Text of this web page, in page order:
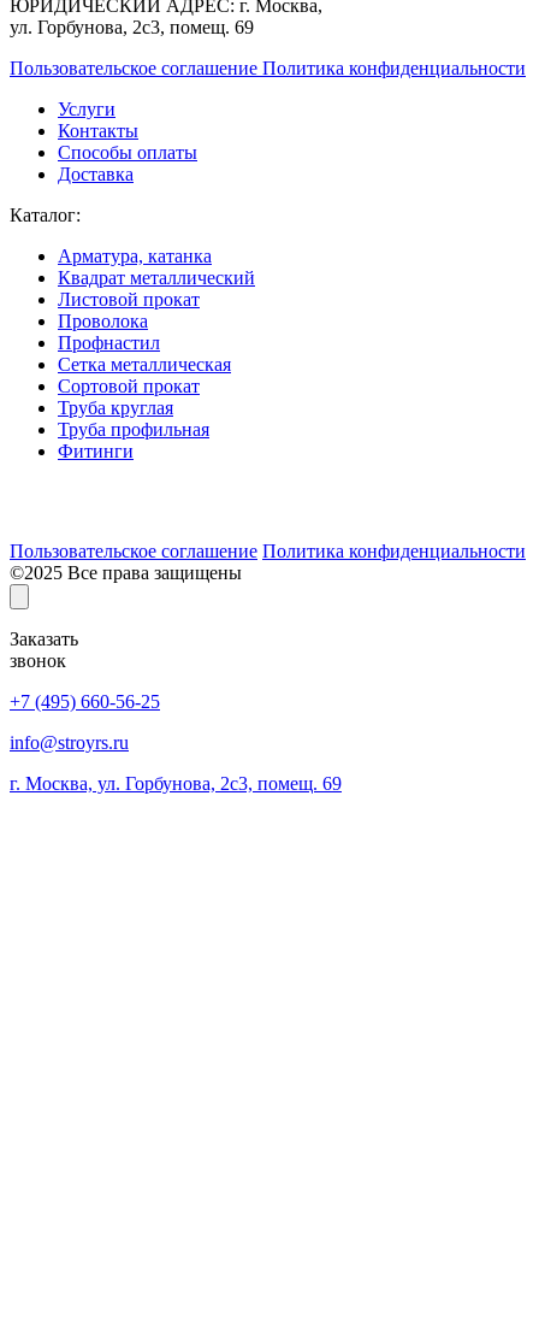
ЮРИДИЧЕСКИЙ АДРЕС: г. Москва,
ул. Горбунова, 2с3, помещ. 69
Пользовательское соглашение Политика конфиденциальности
Услуги
Контакты
Способы оплаты
Доставка
Каталог:
Арматура, катанка
Квадрат металлический
Листовой прокат
Проволока
Профнастил
Сетка металлическая
Сортовой прокат
Труба круглая
Труба профильная
Фитинги
Пользовательское соглашение Политика конфиденциальности
©2025 Все права защищены
Заказать
звонок
+7 (495) 660-56-25
info@stroyrs.ru
г. Москва, ул. Горбунова, 2с3, помещ. 69